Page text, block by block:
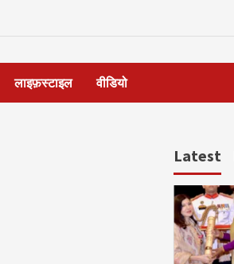
लाइफ़स्टाइल वीडियो
Latest